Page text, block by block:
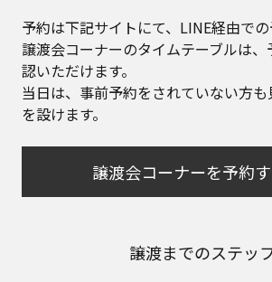
予約は下記サイトにて、LINE経由での
譲渡会コーナーのタイムテーブルは
認いただけます。
当日は、事前予約をされていない方
を設けます。
譲渡会コーナーを予約
譲渡までのステッ